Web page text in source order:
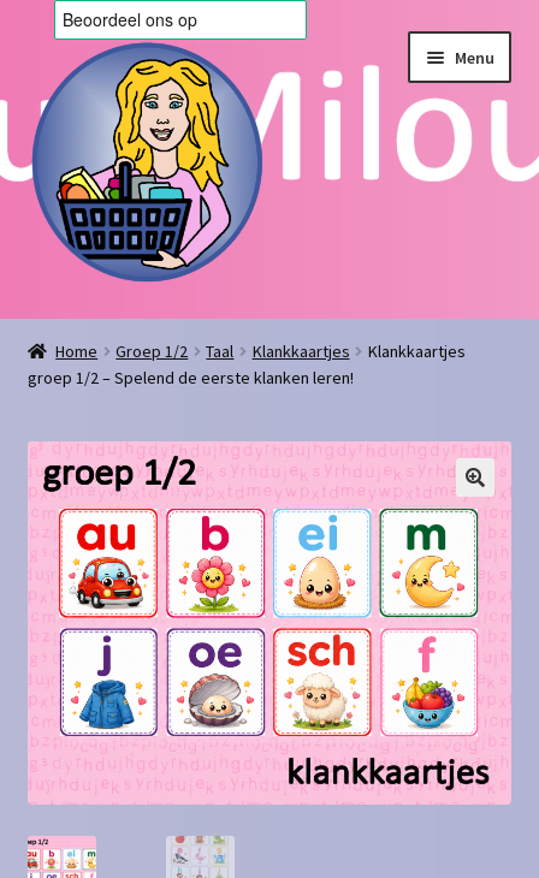
door
naar
navigatie
de
inhoud
Menu
Home
Afrekenen
Algemene voorwaarden
Blog
Contact
Homepagina
Mijn account
Privacy Policy
Home Groep 1/2 Taal Klankkaartjes
Klankkaartjes
groep 1/2 – Spelend de eerste klanken leren!